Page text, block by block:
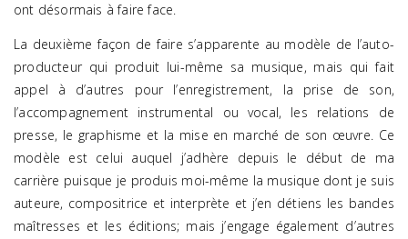
ont désormais à faire face.
La deuxième façon de faire s’apparente au modèle de l’auto-
producteur qui produit lui-même sa musique, mais qui fait
appel à d’autres pour l’enregistrement, la prise de son,
l’accompagnement instrumental ou vocal, les relations de
presse, le graphisme et la mise en marché de son œuvre. Ce
modèle est celui auquel j’adhère depuis le début de ma
carrière puisque je produis moi-même la musique dont je suis
auteure, compositrice et interprète et j’en détiens les bandes
maîtresses et les éditions; mais j’engage également d’autres